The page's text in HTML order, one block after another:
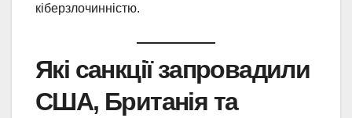
кіберзлочинністю.
Які санкції запровадили
США, Британія та